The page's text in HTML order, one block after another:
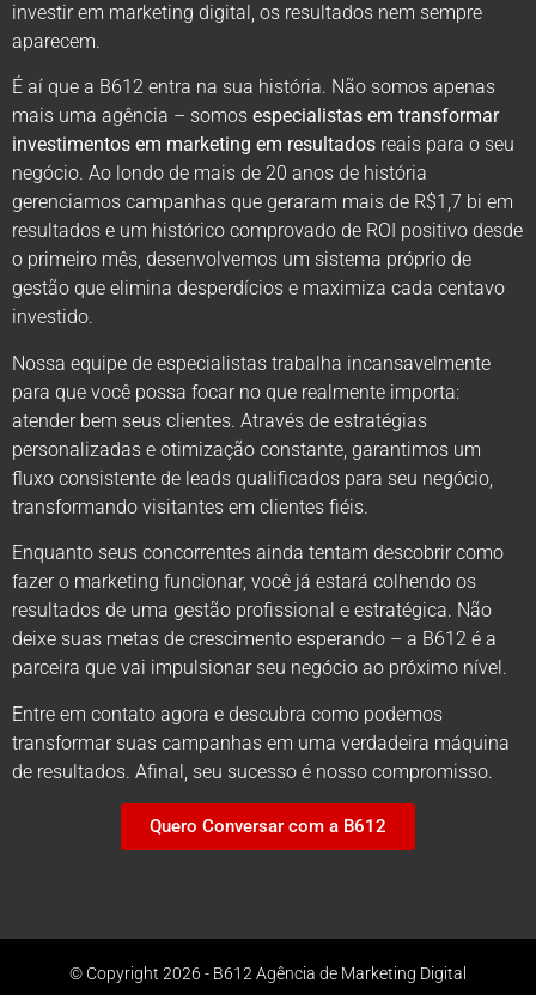
investir em marketing digital, os resultados nem sempre
aparecem.
É aí que a B612 entra na sua história. Não somos apenas
mais uma agência – somos especialistas em transformar
investimentos em marketing em resultados reais para o seu
negócio. Ao londo de mais de 20 anos de história
gerenciamos campanhas que geraram mais de R$1,7 bi em
resultados e um histórico comprovado de ROI positivo desde
o primeiro mês, desenvolvemos um sistema próprio de
gestão que elimina desperdícios e maximiza cada centavo
investido.
Nossa equipe de especialistas trabalha incansavelmente
para que você possa focar no que realmente importa:
atender bem seus clientes. Através de estratégias
personalizadas e otimização constante, garantimos um
fluxo consistente de leads qualificados para seu negócio,
transformando visitantes em clientes fiéis.
Enquanto seus concorrentes ainda tentam descobrir como
fazer o marketing funcionar, você já estará colhendo os
resultados de uma gestão profissional e estratégica. Não
deixe suas metas de crescimento esperando – a B612 é a
parceira que vai impulsionar seu negócio ao próximo nível.
Entre em contato agora e descubra como podemos
transformar suas campanhas em uma verdadeira máquina
de resultados. Afinal, seu sucesso é nosso compromisso.
Quero Conversar com a B612
© Copyright 2026 - B612 Agência de Marketing Digital